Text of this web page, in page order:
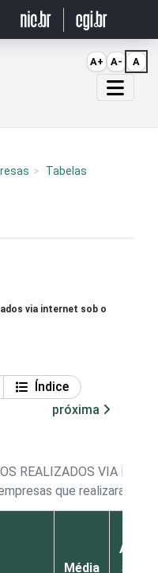
Tabelas
via internet sob o
Índice
próxima
REALIZADOS VIA
que realizaram
Média
Até
5%
A+ A- A